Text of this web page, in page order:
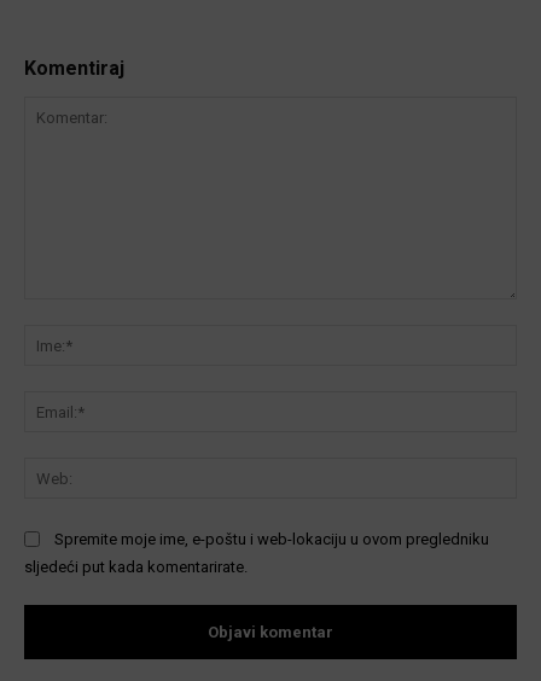
Komentiraj
Spremite moje ime, e-poštu i web-lokaciju u ovom pregledniku
sljedeći put kada komentarirate.